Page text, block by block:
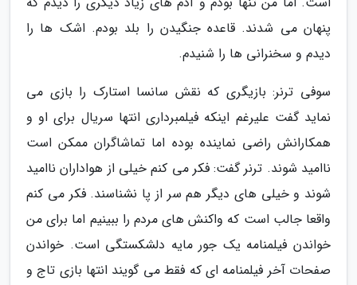
پنهان می شدند. قاعده جنگیدن را بلد بودم. اشک ها را
دیدم و سخنرانی ها را شنیدم.
سوفی ترنر: بازیگری که نقش سانسا استارک را بازی می
نماید گفت علیرغم اینکه فیلمبرداری انتها سریال برای او و
همکارانش راضی نماینده بوده اما تماشاگران ممکن است
ناامید شوند. ترنر گفت: فکر می کنم خیلی از هواداران ناامید
شوند و خیلی های دیگر هم سر از پا نشناسند. فکر می کنم
واقعا جالب است که واکنش های مردم را ببینیم اما برای من
خواندن فیلمنامه یک جور مایه دلشکستگی است. خواندن
صفحات آخر فیلمنامه ای که فقط می گویند انتها بازی تاج و